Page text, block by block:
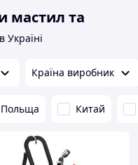
мастил та
в Україні
Країна виробник
Польща Китай